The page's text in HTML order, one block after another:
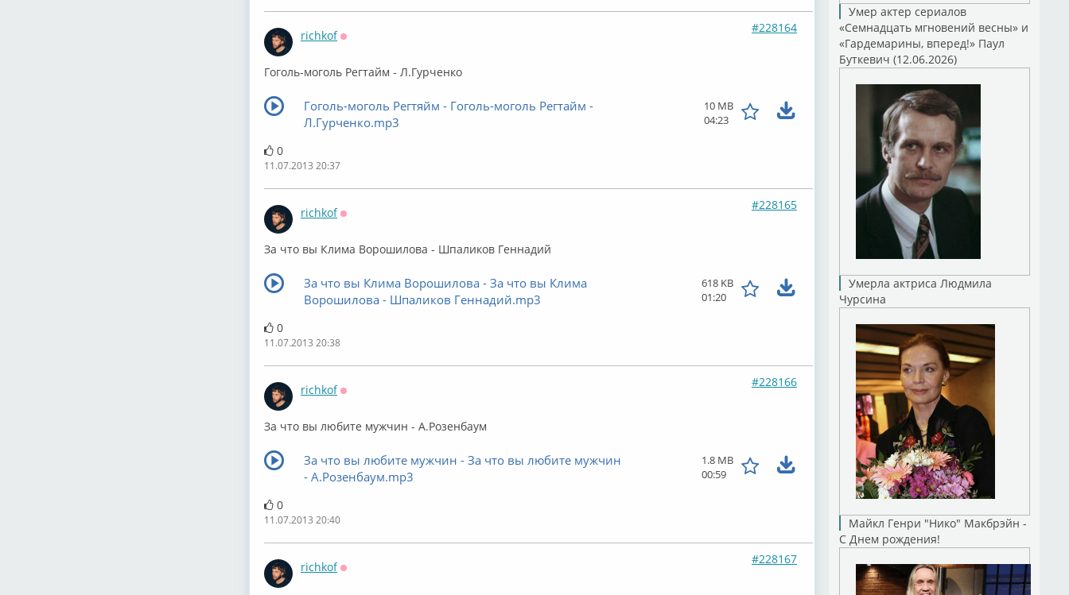
richkof
#228164
Гоголь-моголь Регтайм - Л.Гурченко
Гоголь-моголь Регтяйм - Гоголь-моголь Регтайм -
Л.Гурченко.mp3
10 MB
04:23
0
11.07.2013 20:37
richkof
#228165
За что вы Клима Ворошилова - Шпаликов Геннадий
За что вы Клима Ворошилова - За что вы Клима
Ворошилова - Шпаликов Геннадий.mp3
618 KB
01:20
0
11.07.2013 20:38
richkof
#228166
За что вы любите мужчин - А.Розенбаум
За что вы любите мужчин - За что вы любите мужчин
- А.Розенбаум.mp3
1.8 MB
00:59
0
11.07.2013 20:40
richkof
#228167
Умер актер сериалов
«Семнадцать мгновений весны» и
«Гардемарины, вперед!» Паул
Буткевич (12.06.2026)
Умерла актриса Людмила
Чурсина
Майкл Генри "Нико" Макбрэйн -
С Днем рождения!